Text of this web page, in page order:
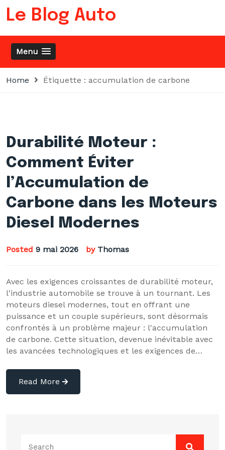
Skip
Le Blog Auto
Menu
Home Étiquette : accumulation de carbone
Durabilité Moteur :
Comment Éviter
l’Accumulation de
Carbone dans les Moteurs
Diesel Modernes
Posted 9 mai 2026 by Thomas
Avec les exigences croissantes de durabilité moteur,
l'industrie automobile se trouve à un tournant. Les
moteurs diesel modernes, tout en offrant une
puissance et un couple supérieurs, sont désormais
confrontés à un problème majeur : l'accumulation
de carbone. Cette situation, devenue inévitable avec
les avancées technologiques et les exigences de…
Read More